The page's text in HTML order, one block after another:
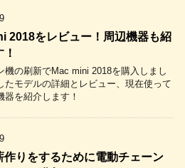
2018をレビュー！周辺機器も紹
機の刷新でMac mini 2018を購入しまし
たモデルの詳細とレビュー、現在使って
器を紹介します！
作りをするために電動チェーン